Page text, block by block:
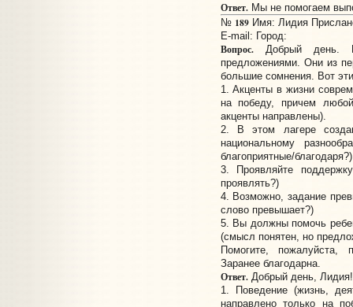
Ответ.Мы не помогаем
№ 189Имя: Лидия
E-mail: Город:
Вопрос.Добрый день.
предложениями. Они из
большие сомнения. Вот
1. Акценты в жизни
на победу, причем
акценты направлены).
2. В этом лагере
национальному
благоприятные/благодаря?)
3. Проявляйте
проявлять?)
4. Возможно, задание
слово превышает?)
5. Вы должны помочь
(смысл понятен, но
Помогите, пожалуйста,
Заранее благодарна.
Ответ.Добрый день, Лидия!
1. Поведение (жизнь,
направлено только на